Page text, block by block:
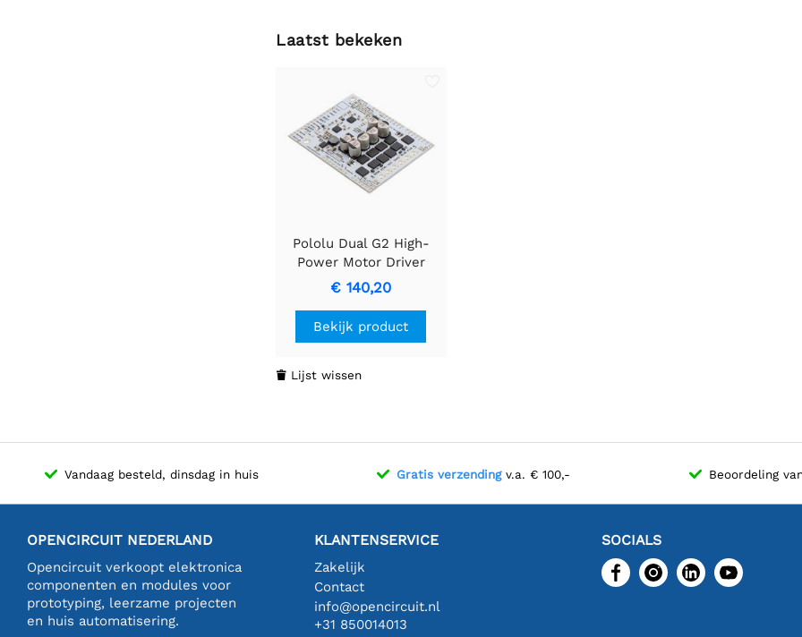
Laatst bekeken
Pololu Dual G2 High-
Power Motor Driver
24v18 Shield voor
Arduino
€ 140,20
Bekijk product
 Lijst wissen
Vandaag besteld, dinsdag in huis Gratis verzendingv.a. € 100,- Beoordeling
OPENCIRCUIT NEDERLAND
Opencircuit verkoopt elektronica
componenten en modules voor
prototyping, leerzame projecten
en huis automatisering.
KLANTENSERVICE
Zakelijk
Contact
info@opencircuit.nl
+31 850014013
SOCIALS